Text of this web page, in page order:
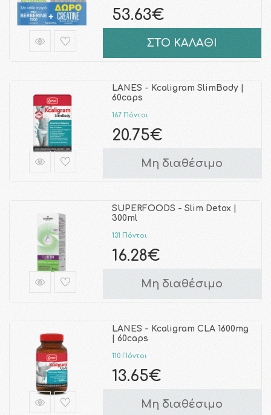
53.63€
ΣΤΟ ΚΑΛΑΘΙ
LANES - Kcaligram SlimBody |
60caps
167 Πόντοι
20.75€
Μη διαθέσιμο
SUPERFOODS - Slim Detox |
300ml
131 Πόντοι
16.28€
Μη διαθέσιμο
LANES - Kcaligram CLA 1600mg
| 60caps
110 Πόντοι
13.65€
Μη διαθέσιμο